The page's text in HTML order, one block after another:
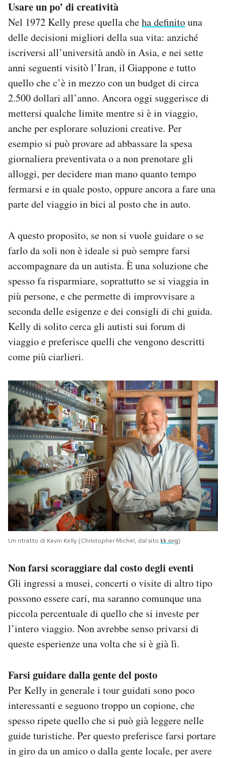
Usare un po’ di creatività
Nel 1972 Kelly prese quella cheha definitouna
delle decisioni migliori della sua vita: anziché
iscriversi all’università andò in Asia, e nei sette
anni seguenti visitò l’Iran, il Giappone e tutto
quello che c’è in mezzo con un budget di circa
2.500 dollari all’anno. Ancora oggi suggerisce di
mettersi qualche limite mentre si è in viaggio,
anche per esplorare soluzioni creative. Per
esempio si può provare ad abbassare la spesa
giornaliera preventivata o a non prenotare gli
alloggi, per decidere man mano quanto tempo
fermarsi e in quale posto, oppure ancora a fare una
parte del viaggio in bici al posto che in auto.
A questo proposito, se non si vuole guidare o se
farlo da soli non è ideale si può sempre farsi
accompagnare da un autista. È una soluzione che
spesso fa risparmiare, soprattutto se si viaggia in
più persone, e che permette di improvvisare a
seconda delle esigenze e dei consigli di chi guida.
Kelly di solito cerca gli autisti sui forum di
viaggio e preferisce quelli che vengono descritti
come più ciarlieri.
Un ritratto di Kevin Kelly (Christopher Michel, dal sito kk.org)
Non farsi scoraggiare dal costo degli eventi
Gli ingressi a musei, concerti o visite di altro tipo
possono essere cari, ma saranno comunque una
piccola percentuale di quello che si investe per
l’intero viaggio. Non avrebbe senso privarsi di
queste esperienze una volta che si è già lì.
Farsi guidare dalla gente del posto
Per Kelly in generale i tour guidati sono poco
interessanti e seguono troppo un copione, che
spesso ripete quello che si può già leggere nelle
guide turistiche. Per questo preferisce farsi portare
in giro da un amico o dalla gente locale, per avere